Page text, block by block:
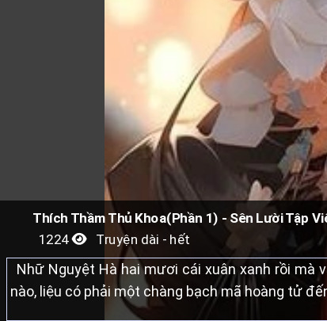
Thích Thầm Thủ Khoa(Phần 1) - Sên Lười Tập
1224
Truyện dài - hết
Nhữ Nguyệt Hà hai mươi cái xuân xanh rồi
nào, liệu có phải một chàng bạch mã hoàng tử